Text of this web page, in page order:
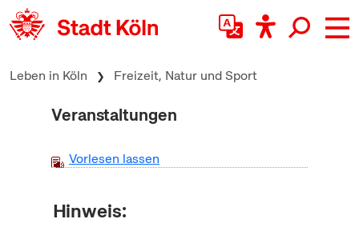
zum Inhalt springen
Leben in Köln Freizeit, Natur und Sport
Veranstaltungen
Vorlesen lassen
Hinweis: